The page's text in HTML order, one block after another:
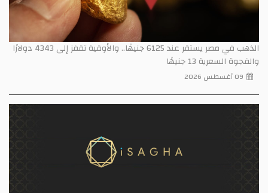
الذهب في مصر يستقر عند 6125 جنيهًا.. والأوقية تقفز إلى 4343 دولارًا
والفجوة السعرية 13 جنيهًا
09 أغسطس 2026